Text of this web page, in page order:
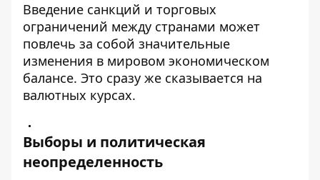
Введение санкций и торговых
ограничений между странами может
повлечь за собой значительные
изменения в мировом экономическом
балансе. Это сразу же сказывается на
валютных курсах.
Выборы и политическая
неопределенность